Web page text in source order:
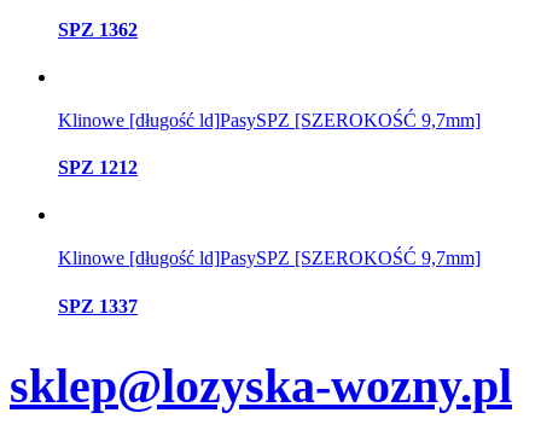
SPZ 1362
Klinowe [długość ld]PasySPZ [SZEROKOŚĆ 9,7mm]
SPZ 1212
Klinowe [długość ld]PasySPZ [SZEROKOŚĆ 9,7mm]
SPZ 1337
sklep@lozyska-wozny.pl